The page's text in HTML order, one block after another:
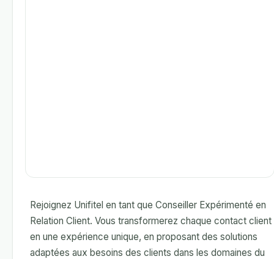
Rejoignez Unifitel en tant que Conseiller Expérimenté en
Relation Client. Vous transformerez chaque contact client
en une expérience unique, en proposant des solutions
adaptées aux besoins des clients dans les domaines du